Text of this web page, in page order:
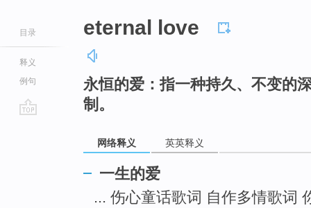
目录
释义
例句
eternal love
永恒的爱：指一种持久、不变的
制。
网络释义 英英释义
一生的爱
... 伤心童话歌词 自作多情歌词